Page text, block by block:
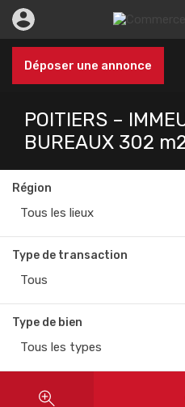
Déposer une annonce
POITIERS –
BUREAUX 302
Région
Tous les lieux
Type de transaction
Tous
Type de bien
Tous les types